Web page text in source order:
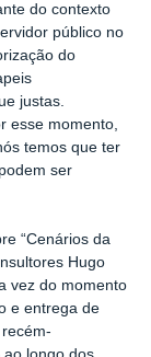
do contexto
público no
do
justas.
esse momento,
temos que ter
ser
“Cenários da
Hugo
vez do momento
e entrega de